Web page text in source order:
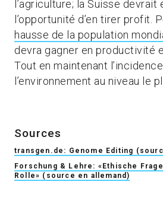
l’agriculture; la Suisse
l’opportunité d’en tirer profit.
hausse de la population
devra gagner en productivité
Tout en maintenant
l’environnement au niveau le
Sources
transgen.de: Genome Editing
Forschung & Lehre: «Ethische
Rolle» (source en allemand)